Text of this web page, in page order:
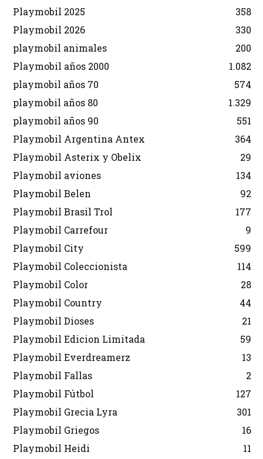
Playmobil 2025
358
Playmobil 2026
330
playmobil animales
200
Playmobil años 2000
1.082
playmobil años 70
574
playmobil años 80
1.329
playmobil años 90
551
Playmobil Argentina Antex
364
Playmobil Asterix y Obelix
29
Playmobil aviones
134
Playmobil Belen
92
Playmobil Brasil Trol
177
Playmobil Carrefour
9
Playmobil City
599
Playmobil Coleccionista
114
Playmobil Color
28
Playmobil Country
44
Playmobil Dioses
21
Playmobil Edicion Limitada
59
Playmobil Everdreamerz
13
Playmobil Fallas
2
Playmobil Fútbol
127
Playmobil Grecia Lyra
301
Playmobil Griegos
16
Playmobil Heidi
11